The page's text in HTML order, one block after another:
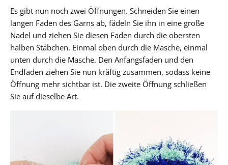
Es gibt nun noch zwei Öffnungen. Schneiden Sie einen
langen Faden des Garns ab, fädeln Sie ihn in eine große
Nadel und ziehen Sie diesen Faden durch die obersten
halben Stäbchen. Einmal oben durch die Masche, einmal
unten durch die Masche. Den Anfangsfaden und den
Endfaden ziehen Sie nun kräftig zusammen, sodass keine
Öffnung mehr sichtbar ist. Die zweite Öffnung schließen
Sie auf dieselbe Art.